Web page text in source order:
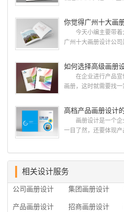
由一群专业、独特的IT
国网络应用的现状和趋
设计画册设计两个都
计 简练、概括、完
的替代方案的程度是
何艺术设计都要大得多
用目的、适用范畴并深
今天小编主要带着
广州十大画册设计公
计经验,服务过3000多
册设计/印刷公司。相
今天的内容感兴趣
柏品牌设计系品牌策
广的专业...
在企业进行产品宣
画册，这时就需要找
司，怎么制作高级企
何选择高级画册设计
过硬。这包括调研人
通进而获取重要信息
练掌握制作软件，深谙
高档产品画册设计
画册设计是一个企
一目了然，还要体现
产品画册设计要注重
在企业都在使用产品画
个成功的高档产品画
相关设计服务
公司画册设计 集团画册设计
产品画册设计 招商画册设计